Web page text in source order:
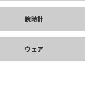
腕時計
ウェア